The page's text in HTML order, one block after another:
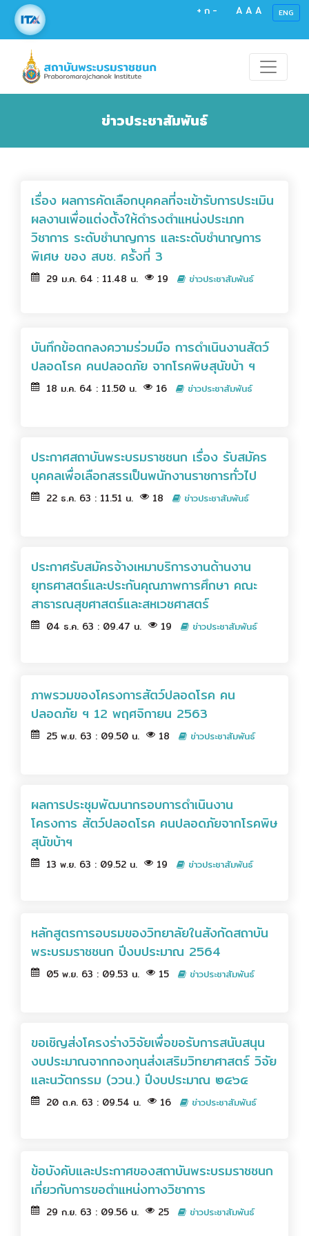
+ ก - A A A ENG
ข่าวประชาสัมพันธ์
เรื่อง ผลการคัดเลือกบุคคลที่จะเข้ารับการประเมิน
ผลงานเพื่อแต่งตั้งให้ดำรงตำแหน่งประเภท
วิชาการ ระดับชำนาญการ และระดับชำนาญการ
พิเศษ ของ สบช. ครั้งที่ 3
29 ม.ค. 64 : 11.48 น. 19 ข่าวประชาสัมพันธ์
บันทึกข้อตกลงความร่วมมือ การดำเนินงานสัตว์
ปลอดโรค คนปลอดภัย จากโรคพิษสุนัขบ้า ฯ
18 ม.ค. 64 : 11.50 น. 16 ข่าวประชาสัมพันธ์
ประกาศสถาบันพระบรมราชชนก เรื่อง รับสมัคร
บุคคลเพื่อเลือกสรรเป็นพนักงานราชการทั่วไป
22 ธ.ค. 63 : 11.51 น. 18 ข่าวประชาสัมพันธ์
ประกาศรับสมัครจ้างเหมาบริการงานด้านงาน
ยุทธศาสตร์และประกันคุณภาพการศึกษา คณะ
สาธารณสุขศาสตร์และสหเวชศาสตร์
04 ธ.ค. 63 : 09.47 น. 19 ข่าวประชาสัมพันธ์
ภาพรวมของโครงการสัตว์ปลอดโรค คน
ปลอดภัย ฯ 12 พฤศจิกายน 2563
25 พ.ย. 63 : 09.50 น. 18 ข่าวประชาสัมพันธ์
ผลการประชุมพัฒนากรอบการดำเนินงาน
โครงการ สัตว์ปลอดโรค คนปลอดภัยจากโรคพิษ
สุนัขบ้าฯ
13 พ.ย. 63 : 09.52 น. 19 ข่าวประชาสัมพันธ์
หลักสูตรการอบรมของวิทยาลัยในสังกัดสถาบัน
พระบรมราชชนก ปีงบประมาณ 2564
05 พ.ย. 63 : 09.53 น. 15 ข่าวประชาสัมพันธ์
ขอเชิญส่งโครงร่างวิจัยเพื่อขอรับการสนับสนุน
งบประมาณจากกองทุนส่งเสริมวิทยาศาสตร์ วิจัย
และนวัตกรรม (ววน.) ปีงบประมาณ ๒๕๖๕
20 ต.ค. 63 : 09.54 น. 16 ข่าวประชาสัมพันธ์
ข้อบังคับและประกาศของสถาบันพระบรมราชชนก
เกี่ยวกับการขอตำแหน่งทางวิชาการ
29 ก.ย. 63 : 09.56 น. 25 ข่าวประชาสัมพันธ์